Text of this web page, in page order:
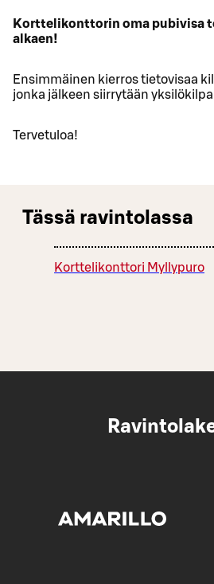
Korttelikonttorin oma pubivisa
alkaen!
Ensimmäinen kierros tietovisaa
jonka jälkeen siirrytään
Tervetuloa!
Tässä ravintolassa
Korttelikonttori Myllypuro